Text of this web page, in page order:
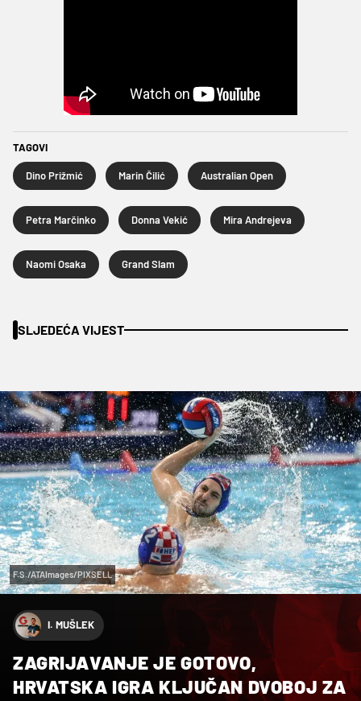
TAGOVI
Dino Prižmić Marin Čilić Australian Open
Petra Marčinko Donna Vekić Mira Andrejeva
Naomi Osaka Grand Slam
SLJEDEĆA VIJEST
F.S./ATAImages/PIXSELL
I. MUŠLEK
ZAGRIJAVANJE JE GOTOVO,
HRVATSKA IGRA KLJUČAN DVOBOJ ZA